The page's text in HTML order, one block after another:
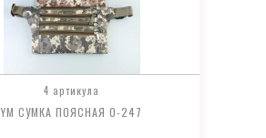
4 артикула
YM СУМКА ПОЯСНАЯ O-247